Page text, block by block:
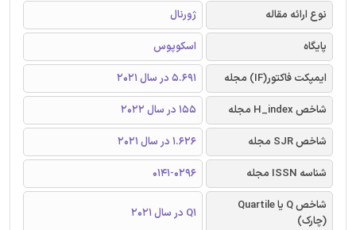
نوع ارائه مقاله
ژورنال
پایگاه
اسکوپوس
ایمپکت فاکتور(IF) مجله
5.691 در سال 2021
شاخص H_index مجله
155 در سال 2022
شاخص SJR مجله
1.626 در سال 2021
شناسه ISSN مجله
0141-0296
شاخص Q یا Quartile
(چارک)
Q1 در سال 2021